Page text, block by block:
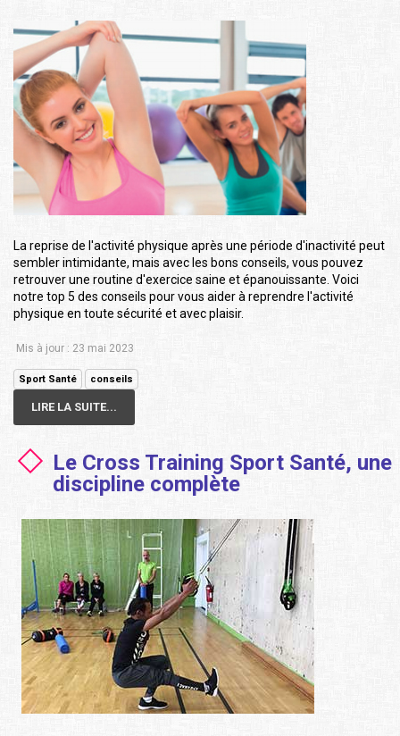
La reprise de l'activité physique après une période d'inactivité peut
sembler intimidante, mais avec les bons conseils, vous pouvez
retrouver une routine d'exercice saine et épanouissante. Voici
notre top 5 des conseils pour vous aider à reprendre l'activité
physique en toute sécurité et avec plaisir.
Mis à jour : 23 mai 2023
Sport Santé conseils
LIRE LA SUITE...
Le Cross Training Sport Santé, une
discipline complète